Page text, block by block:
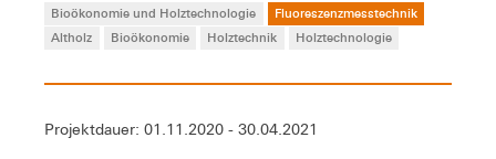
Bioökonomie und Holztechnologie
Fluoreszenzmesstechnik
Altholz
Bioökonomie Holztechnik Holztechnologie
Projektdauer: 01.11.2020 - 30.04.2021